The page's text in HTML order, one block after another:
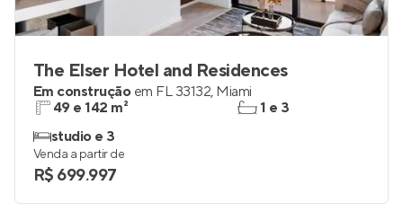
The Elser Hotel and Residences
Em construção em FL 33132, Miami
49 e 142 m²
studio e 3
1 e 3
Venda a partir de
R$ 699.997